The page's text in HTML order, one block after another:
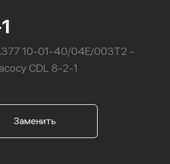
10-01-40/04Е/003Т2 -
CDL 8-2-1
Заменить